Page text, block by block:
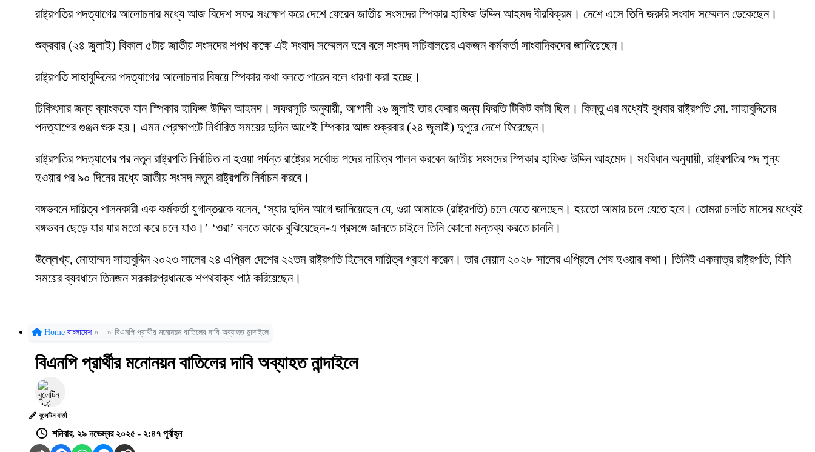
রাষ্ট্রপতির পদত্যাগের আলোচনার মধ্যে আজ বিদেশ সফর সংক্ষেপ করে দেশে ফেরেন জাতীয় সংসদের স্পিকার হাফিজ উদ্দিন আহমদ বীরবিক্রম। দেশে এসে তিনি জরুরি সংবাদ সম্মেলন ডেকেছেন।
শুক্রবার (২৪ জুলাই) বিকাল ৫টায় জাতীয় সংসদের শপথ কক্ষে এই সংবাদ সম্মেলন হবে বলে সংসদ সচিবালয়ের একজন কর্মকর্তা সাংবাদিকদের জানিয়েছেন।
রাষ্ট্রপতি সাহাবুদ্দিনের পদত্যাগের আলোচনার বিষয়ে স্পিকার কথা বলতে পারেন বলে ধারণা করা হচ্ছে।
চিকিৎসার জন্য ব্যাংককে যান স্পিকার হাফিজ উদ্দিন আহমদ। সফরসূচি অনুযায়ী, আগামী ২৬ জুলাই তার ফেরার জন্য ফিরতি টিকিট কাটা ছিল। কিন্তু এর মধ্যেই বুধবার রাষ্ট্রপতি মো. সাহাবুদ্দিনের
পদত্যাগের গুঞ্জন শুরু হয়। এমন প্রেক্ষাপটে নির্ধারিত সময়ের দুদিন আগেই স্পিকার আজ শুক্রবার (২৪ জুলাই) দুপুরে দেশে ফিরেছেন।
রাষ্ট্রপতির পদত্যাগের পর নতুন রাষ্ট্রপতি নির্বাচিত না হওয়া পর্যন্ত রাষ্ট্রের সর্বোচ্চ পদের দায়িত্ব পালন করবেন জাতীয় সংসদের স্পিকার হাফিজ উদ্দিন আহমেদ। সংবিধান অনুযায়ী, রাষ্ট্রপতির পদ শূন্য
হওয়ার পর ৯০ দিনের মধ্যে জাতীয় সংসদ নতুন রাষ্ট্রপতি নির্বাচন করবে।
বঙ্গভবনে দায়িত্ব পালনকারী এক কর্মকর্তা যুগান্তরকে বলেন, ‘স্যার দুদিন আগে জানিয়েছেন যে, ওরা আমাকে (রাষ্ট্রপতি) চলে যেতে বলেছেন। হয়তো আমার চলে যেতে হবে। তোমরা চলতি মাসের মধ্যেই
বঙ্গভবন ছেড়ে যার যার মতো করে চলে যাও।’ ‘ওরা’ বলতে কাকে বুঝিয়েছেন-এ প্রসঙ্গে জানতে চাইলে তিনি কোনো মন্তব্য করতে চাননি।
উল্লেখ্য, মোহাম্মদ সাহাবুদ্দিন ২০২৩ সালের ২৪ এপ্রিল দেশের ২২তম রাষ্ট্রপতি হিসেবে দায়িত্ব গ্রহণ করেন। তার মেয়াদ ২০২৮ সালের এপ্রিলে শেষ হওয়ার কথা। তিনিই একমাত্র রাষ্ট্রপতি, যিনি
সময়ের ব্যবধানে তিনজন সরকারপ্রধানকে শপথবাক্য পাঠ করিয়েছেন।
Home বাংলাদেশ » » বিএনপি প্রার্থীর মনোনয়ন বাতিলের দাবি অব্যাহত নান্দাইলে
বিএনপি প্রার্থীর মনোনয়ন বাতিলের দাবি অব্যাহত নান্দাইলে
বুলেটিন বার্তা
শনিবার, ২৯ নভেম্বর ২০২৫ - ২:৪৭ পূর্বাহ্ন